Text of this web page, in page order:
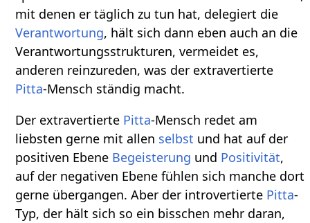
mit denen er täglich zu tun hat, delegiert die
Verantwortung, hält sich dann eben auch an die
Verantwortungsstrukturen, vermeidet es,
anderen reinzureden, was der extravertierte
Pitta-Mensch ständig macht.
Der extravertierte Pitta-Mensch redet am
liebsten gerne mit allen selbst und hat auf der
positiven Ebene Begeisterung und Positivität,
auf der negativen Ebene fühlen sich manche dort
gerne übergangen. Aber der introvertierte Pitta-
Typ, der hält sich so ein bisschen mehr daran,